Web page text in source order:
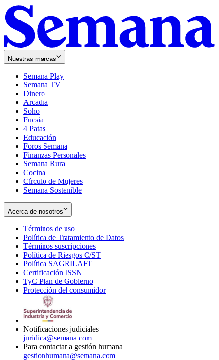
Nuestras marcas
Semana Play
Semana TV
Dinero
Arcadia
Soho
in
new
window
Fucsia
in
new
window
4 Patas
Educación
Foros Semana
Finanzas Personales
Semana Rural
Cocina
Círculo de Mujeres
Semana Sostenible
Acerca de nosotros
Términos de uso
in
new
window
Política de Tratamiento de Datos
Términos suscripciones
in
Política de Riesgos C/ST
Política SAGRILAFT
new
window
Certificación ISSN
in
new
TyC Plan de Gobierno
in
Protección del consumidorOpens
Notificaciones judiciales
juridica@semana.com
Para contactar a gestión humana
gestionhumana@semana.com